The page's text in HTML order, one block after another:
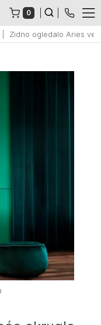
0
Zidno ogledalo Aries